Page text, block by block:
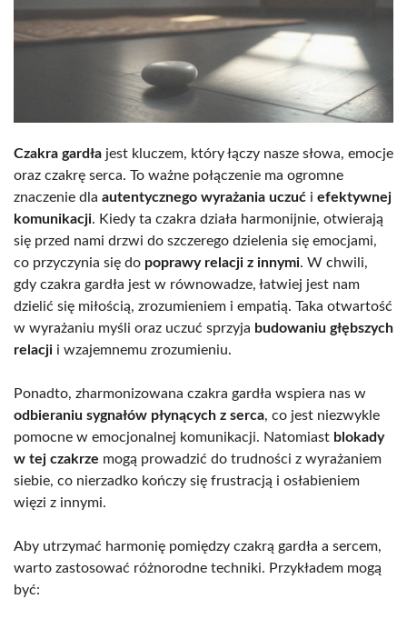
Czakra gardła jest kluczem, który łączy nasze słowa, emocje
oraz czakrę serca. To ważne połączenie ma ogromne
znaczenie dla autentycznego wyrażania uczuć i efektywnej
komunikacji. Kiedy ta czakra działa harmonijnie, otwierają
się przed nami drzwi do szczerego dzielenia się emocjami,
co przyczynia się do poprawy relacji z innymi. W chwili,
gdy czakra gardła jest w równowadze, łatwiej jest nam
dzielić się miłością, zrozumieniem i empatią. Taka otwartość
w wyrażaniu myśli oraz uczuć sprzyja budowaniu głębszych
relacji i wzajemnemu zrozumieniu.
Ponadto, zharmonizowana czakra gardła wspiera nas w
odbieraniu sygnałów płynących z serca, co jest niezwykle
pomocne w emocjonalnej komunikacji. Natomiast blokady
w tej czakrze mogą prowadzić do trudności z wyrażaniem
siebie, co nierzadko kończy się frustracją i osłabieniem
więzi z innymi.
Aby utrzymać harmonię pomiędzy czakrą gardła a sercem,
warto zastosować różnorodne techniki. Przykładem mogą
być: